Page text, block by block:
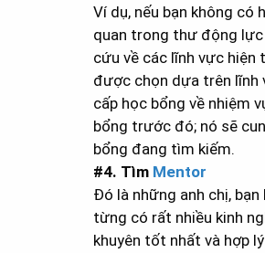
Ví dụ, nếu bạn không
quan trong thư động lực
cứu về các lĩnh vực hiện
được chọn dựa trên lĩnh
cấp học bổng về nhiệm
bổng trước đó; nó sẽ
bổng đang tìm kiếm.
#4. Tìm Mentor
Đó là những anh chị,
từng có rất nhiều kinh
khuyên tốt nhất và hợp